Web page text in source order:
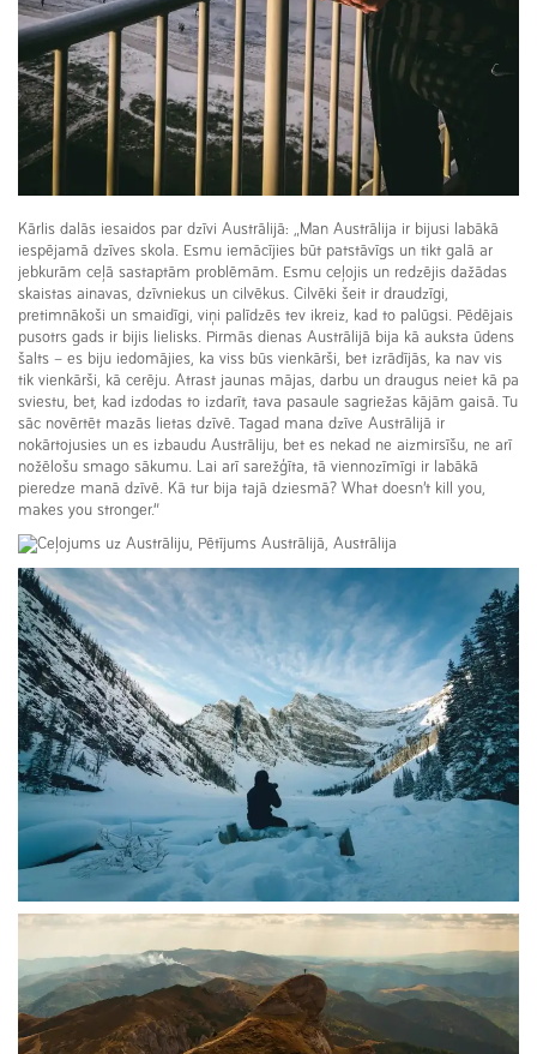
Kārlis dalās iesaidos par dzīvi Austrālijā: „Man Austrālija ir bijusi labākā
iespējamā dzīves skola. Esmu iemācījies būt patstāvīgs un tikt galā ar
jebkurām ceļā sastaptām problēmām. Esmu ceļojis un redzējis dažādas
skaistas ainavas, dzīvniekus un cilvēkus. Cilvēki šeit ir draudzīgi,
pretimnākoši un smaidīgi, viņi palīdzēs tev ikreiz, kad to palūgsi. Pēdējais
pusotrs gads ir bijis lielisks. Pirmās dienas Austrālijā bija kā auksta ūdens
šalts – es biju iedomājies, ka viss būs vienkārši, bet izrādījās, ka nav vis
tik vienkārši, kā cerēju. Atrast jaunas mājas, darbu un draugus neiet kā pa
sviestu, bet, kad izdodas to izdarīt, tava pasaule sagriežas kājām gaisā. Tu
sāc novērtēt mazās lietas dzīvē. Tagad mana dzīve Austrālijā ir
nokārtojusies un es izbaudu Austrāliju, bet es nekad ne aizmirsīšu, ne arī
nožēlošu smago sākumu. Lai arī sarežģīta, tā viennozīmīgi ir labākā
pieredze manā dzīvē. Kā tur bija tajā dziesmā? What doesn’t kill you,
makes you stronger.“